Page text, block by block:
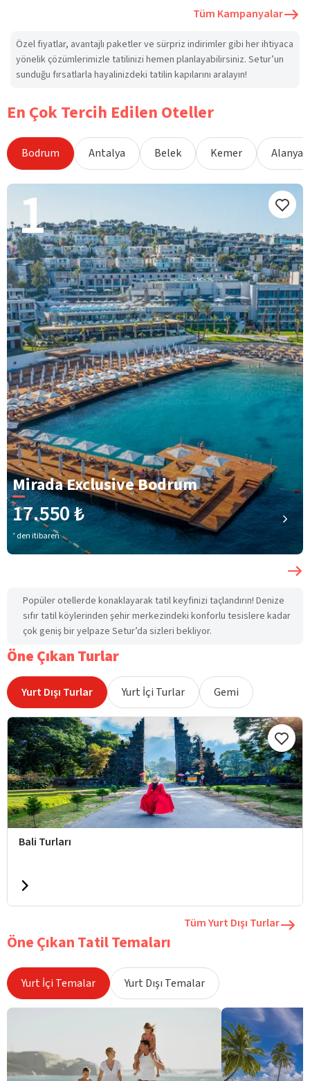
Tüm Kampanyalar
Özel fiyatlar, avantajlı paketler ve sürpriz indirimler gibi her ihtiyaca
yönelik çözümlerimizle tatilinizi hemen planlayabilirsiniz. Setur’un
sunduğu fırsatlarla hayalinizdeki tatilin kapılarını aralayın!
En Çok Tercih Edilen Oteller
Bodrum Antalya Belek Kemer Alanya
1
Mirada Exclusive Bodrum
17.550 ₺
’ den itibaren
Popüler otellerde konaklayarak tatil keyfinizi taçlandırın! Denize
sıfır tatil köylerinden şehir merkezindeki konforlu tesislere kadar
çok geniş bir yelpaze Setur’da sizleri bekliyor.
Öne Çıkan Turlar
Yurt Dışı Turlar Yurt İçi Turlar Gemi
Bali Turları
Tüm Yurt Dışı Turlar
Öne Çıkan Tatil Temaları
Yurt İçi Temalar Yurt Dışı Temalar